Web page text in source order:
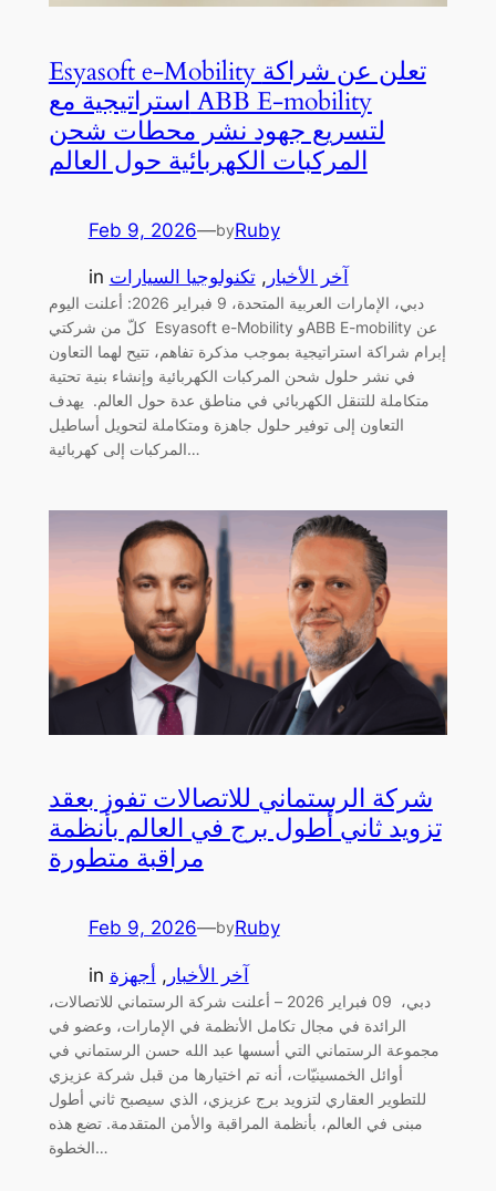
Esyasoft e-Mobility تعلن عن شراكة
استراتيجية مع ABB E-mobility
لتسريع جهود نشر محطات شحن
المركبات الكهربائية حول العالم
Feb 9, 2026—byRuby
in آخر الأخبار , تكنولوجيا السيارات
دبي، الإمارات العربية المتحدة، 9 فبراير 2026: أعلنت اليوم
كلّ من شركتي Esyasoft e-Mobility وABB E-mobility عن
إبرام شراكة استراتيجية بموجب مذكرة تفاهم، تتيح لهما التعاون
في نشر حلول شحن المركبات الكهربائية وإنشاء بنية تحتية
متكاملة للتنقل الكهربائي في مناطق عدة حول العالم. يهدف
التعاون إلى توفير حلول جاهزة ومتكاملة لتحويل أساطيل
المركبات إلى كهربائية…
شركة الرستماني للاتصالات تفوز بعقد
تزويد ثاني أطول برج في العالم بأنظمة
مراقبة متطورة
Feb 9, 2026—byRuby
in آخر الأخبار , أجهزة
دبي، 09 فبراير 2026 – أعلنت شركة الرستماني للاتصالات،
الرائدة في مجال تكامل الأنظمة في الإمارات، وعضو في
مجموعة الرستماني التي أسسها عبد الله حسن الرستماني في
أوائل الخمسينيّات، أنه تم اختيارها من قبل شركة عزيزي
للتطوير العقاري لتزويد برج عزيزي، الذي سيصبح ثاني أطول
مبنى في العالم، بأنظمة المراقبة والأمن المتقدمة. تضع هذه
الخطوة…